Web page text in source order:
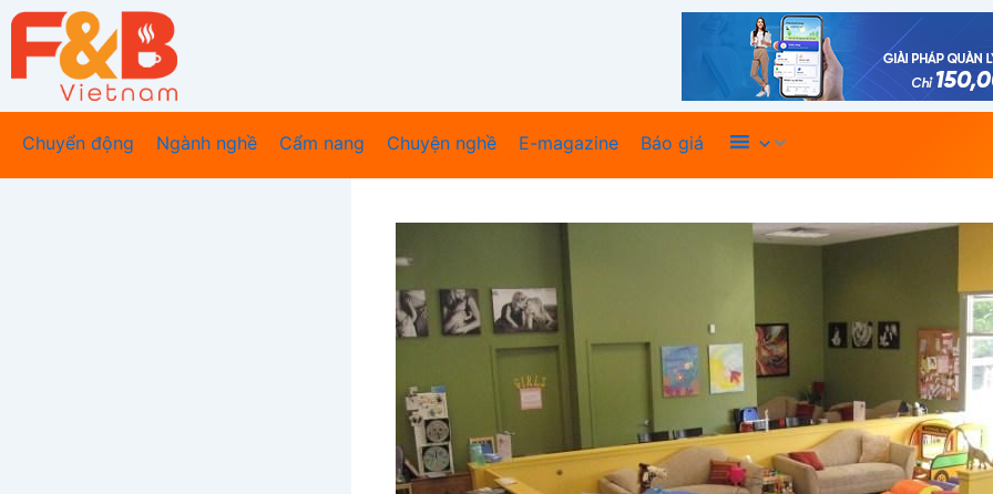
Nhảy
Chuyển động
Ngành nghề Cẩm nang Chuyện nghề E-magazine Báo giá Xem thêm